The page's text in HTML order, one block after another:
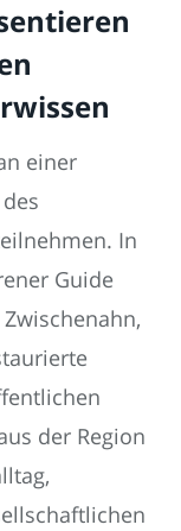
einer
In
Guide
der Region